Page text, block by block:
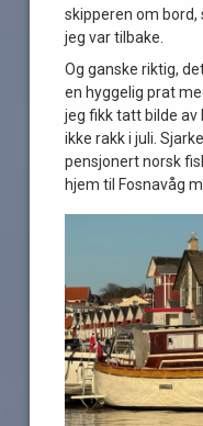
skipperen om
jeg var tilbake.
Og ganske riktig,
en hyggelig prat
jeg fikk tatt bilde av
ikke rakk i juli.
pensjonert norsk
hjem til Fosnavåg